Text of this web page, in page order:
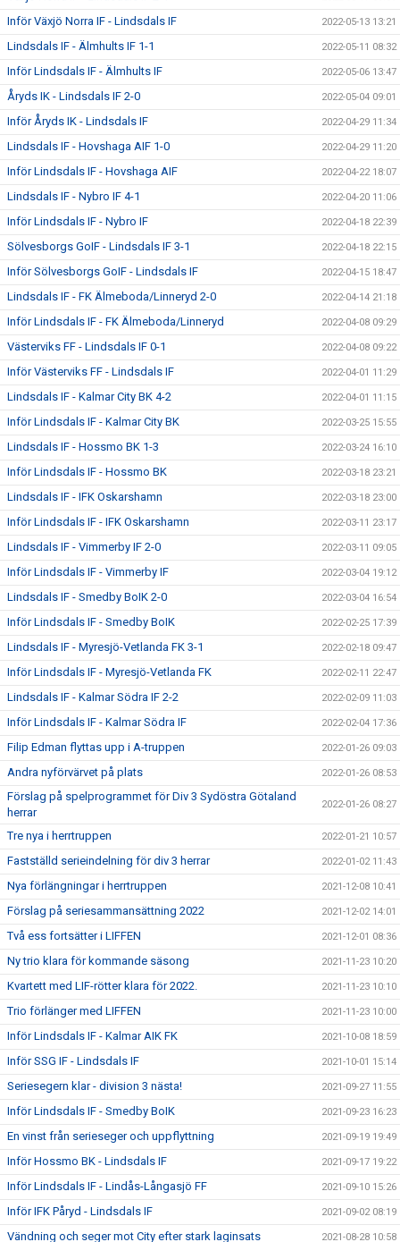
Inför Växjö Norra IF - Lindsdals IF 2022-05-13 13:21
Lindsdals IF - Älmhults IF 1-1 2022-05-11 08:32
Inför Lindsdals IF - Älmhults IF 2022-05-06 13:47
Åryds IK - Lindsdals IF 2-0 2022-05-04 09:01
Inför Åryds IK - Lindsdals IF 2022-04-29 11:34
Lindsdals IF - Hovshaga AIF 1-0 2022-04-29 11:20
Inför Lindsdals IF - Hovshaga AIF 2022-04-22 18:07
Lindsdals IF - Nybro IF 4-1 2022-04-20 11:06
Inför Lindsdals IF - Nybro IF 2022-04-18 22:39
Sölvesborgs GoIF - Lindsdals IF 3-1 2022-04-18 22:15
Inför Sölvesborgs GoIF - Lindsdals IF 2022-04-15 18:47
Lindsdals IF - FK Älmeboda/Linneryd 2-0 2022-04-14 21:18
Inför Lindsdals IF - FK Älmeboda/Linneryd 2022-04-08 09:29
Västerviks FF - Lindsdals IF 0-1 2022-04-08 09:22
Inför Västerviks FF - Lindsdals IF 2022-04-01 11:29
Lindsdals IF - Kalmar City BK 4-2 2022-04-01 11:15
Inför Lindsdals IF - Kalmar City BK 2022-03-25 15:55
Lindsdals IF - Hossmo BK 1-3 2022-03-24 16:10
Inför Lindsdals IF - Hossmo BK 2022-03-18 23:21
Lindsdals IF - IFK Oskarshamn 2022-03-18 23:00
Inför Lindsdals IF - IFK Oskarshamn 2022-03-11 23:17
Lindsdals IF - Vimmerby IF 2-0 2022-03-11 09:05
Inför Lindsdals IF - Vimmerby IF 2022-03-04 19:12
Lindsdals IF - Smedby BoIK 2-0 2022-03-04 16:54
Inför Lindsdals IF - Smedby BoIK 2022-02-25 17:39
Lindsdals IF - Myresjö-Vetlanda FK 3-1 2022-02-18 09:47
Inför Lindsdals IF - Myresjö-Vetlanda FK 2022-02-11 22:47
Lindsdals IF - Kalmar Södra IF 2-2 2022-02-09 11:03
Inför Lindsdals IF - Kalmar Södra IF 2022-02-04 17:36
Filip Edman flyttas upp i A-truppen 2022-01-26 09:03
Andra nyförvärvet på plats 2022-01-26 08:53
Förslag på spelprogrammet för Div 3 Sydöstra Götaland
herrar
2022-01-26 08:27
Tre nya i herrtruppen 2022-01-21 10:57
Fastställd serieindelning för div 3 herrar 2022-01-02 11:43
Nya förlängningar i herrtruppen 2021-12-08 10:41
Förslag på seriesammansättning 2022 2021-12-02 14:01
Två ess fortsätter i LIFFEN 2021-12-01 08:36
Ny trio klara för kommande säsong 2021-11-23 10:20
Kvartett med LIF-rötter klara för 2022. 2021-11-23 10:10
Trio förlänger med LIFFEN 2021-11-23 10:00
Inför Lindsdals IF - Kalmar AIK FK 2021-10-08 18:59
Inför SSG IF - Lindsdals IF 2021-10-01 15:14
Seriesegern klar - division 3 nästa! 2021-09-27 11:55
Inför Lindsdals IF - Smedby BoIK 2021-09-23 16:23
En vinst från serieseger och uppflyttning 2021-09-19 19:49
Inför Hossmo BK - Lindsdals IF 2021-09-17 19:22
Inför Lindsdals IF - Lindås-Långasjö FF 2021-09-10 15:26
Inför IFK Påryd - Lindsdals IF 2021-09-02 08:19
Vändning och seger mot City efter stark laginsats 2021-08-28 10:58